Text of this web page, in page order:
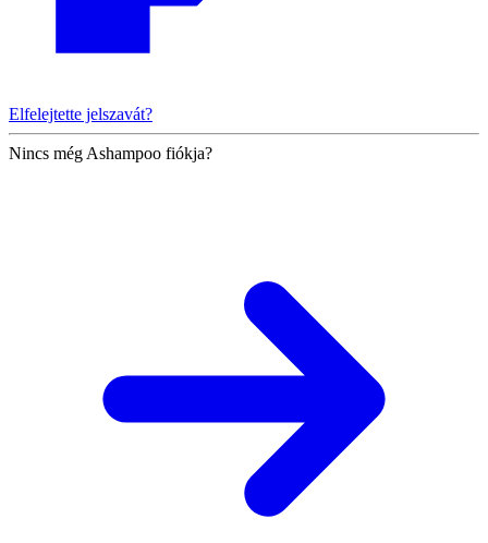
Elfelejtette jelszavát?
Nincs még Ashampoo fiókja?